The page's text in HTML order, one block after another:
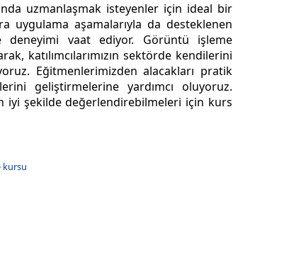
uzmanlaşmak isteyenler için ideal bir
uygulama aşamalarıyla da desteklenen
deneyimi vaat ediyor. Görüntü işleme
katılımcılarımızın sektörde kendilerini
Eğitmenlerimizden alacakları pratik
geliştirmelerine yardımcı oluyoruz.
iyi şekilde değerlendirebilmeleri için kurs
kursu